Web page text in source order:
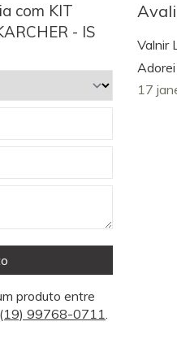
com KIT
- IS
produto entre
(19) 99768-0711.
Valnir
17